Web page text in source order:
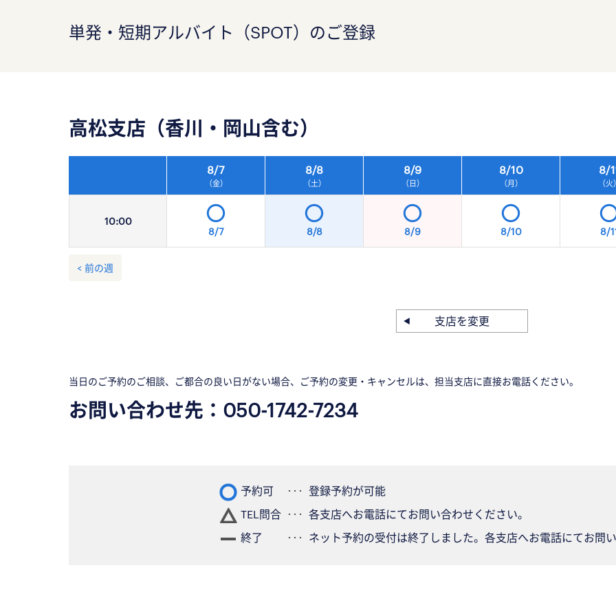
単発・短期アルバイト（SPOT）のご登録
高松支店（香川・岡山含む）
10:00
8/7
（金）
8/8
（土）
8/9
（日）
8/10
（月）
8/
（火）
8/7 8/8 8/9 8/10 8/
< 前の週
支店を変更
当日のご予約のご相談、ご都合の良い日がない場合、ご予約の変更・キャンセルは、担当支店に直接お電話ください。
お問い合わせ先： 050-1742-7234
予約可
登録予約が可能
TEL問合
各支店へお電話にてお問い合わせください。
終了
ネット予約の受付は終了しました。各支店へお電話にてお問い